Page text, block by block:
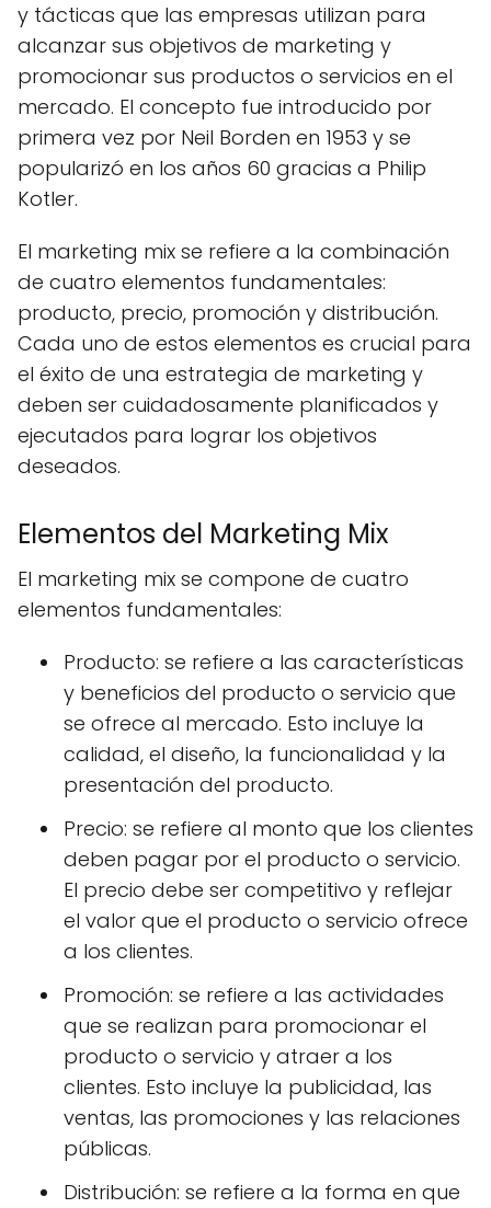
y tácticas que las empresas utilizan para
alcanzar sus objetivos de marketing y
promocionar sus productos o servicios en el
mercado. El concepto fue introducido por
primera vez por Neil Borden en 1953 y se
popularizó en los años 60 gracias a Philip
Kotler.
El marketing mix se refiere a la combinación
de cuatro elementos fundamentales:
producto, precio, promoción y distribución.
Cada uno de estos elementos es crucial para
el éxito de una estrategia de marketing y
deben ser cuidadosamente planificados y
ejecutados para lograr los objetivos
deseados.
Elementos del Marketing Mix
El marketing mix se compone de cuatro
elementos fundamentales:
Producto: se refiere a las características
y beneficios del producto o servicio que
se ofrece al mercado. Esto incluye la
calidad, el diseño, la funcionalidad y la
presentación del producto.
Precio: se refiere al monto que los clientes
deben pagar por el producto o servicio.
El precio debe ser competitivo y reflejar
el valor que el producto o servicio ofrece
a los clientes.
Promoción: se refiere a las actividades
que se realizan para promocionar el
producto o servicio y atraer a los
clientes. Esto incluye la publicidad, las
ventas, las promociones y las relaciones
públicas.
Distribución: se refiere a la forma en que